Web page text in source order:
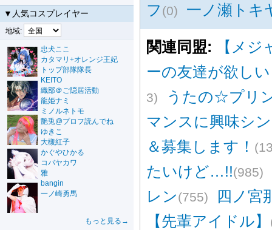
▼人気コスプレイヤー
地域:
忠犬ここ
カタマリ+オレンジ王妃
トップ部隊隊長
KEITO
織部＠ご隠居活動
龍姫ナミ
ミノルネトモ
艶兎@プロフ読んでね
ゆきこ
大槻紅子
かぐやひかる
コバヤカワ
雅
bangin
一ノ崎勇馬
もっと見る→
フ (0) 一ノ瀬トキ
関連同盟:
【メ
ーの友達が欲し
3)
うたの☆プリ
マンスに興味シ
＆募集します！
たいけど…!!(985)
レン(755)
四ノ宮
【先輩アイドル】